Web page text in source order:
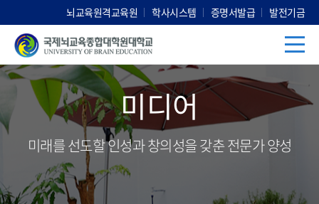
뇌교육원격교육원 학사시스템 증명서발급 발전기금
미디어
미래를 선도할 인성과 창의성을 갖춘 전문가 양성